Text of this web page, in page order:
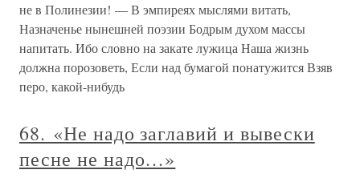
не в Полинезии! — В эмпиреях мыслями витать,
Назначенье нынешней поэзии Бодрым духом массы
напитать. Ибо словно на закате лужица Наша жизнь
должна порозоветь, Если над бумагой понатужится Взяв
перо, какой-нибудь
68. «Не надо заглавий и вывески
песне не надо…»